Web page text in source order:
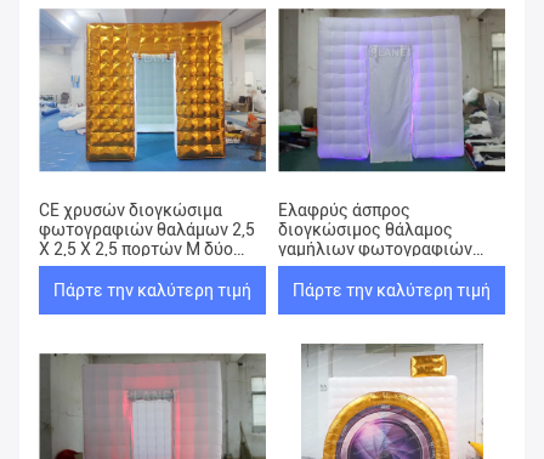
CE χρυσών διογκώσιμα
φωτογραφιών θαλάμων 2,5
X 2,5 X 2,5 πορτών Μ δύο
εγκεκριμένο
Πάρτε την καλύτερη τιμή
Ελαφρύς άσπρος
διογκώσιμος θάλαμος
γαμήλιων φωτογραφιών
των φορητών οδηγήσεων
της Οξφόρδης με τον
Πάρτε την καλύτερη τιμή